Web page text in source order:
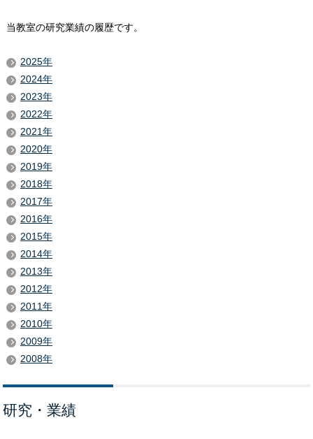
当教室の研究業績の履歴です。
2025年
2024年
2023年
2022年
2021年
2020年
2019年
2018年
2017年
2016年
2015年
2014年
2013年
2012年
2011年
2010年
2009年
2008年
研究・業績